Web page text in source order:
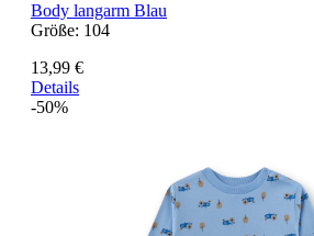
Body langarm Blau
Größe: 104
13,99 €
Details
-50%